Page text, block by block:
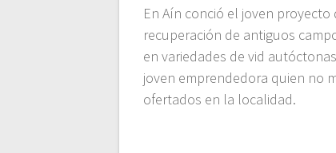
En Aín conció el joven
recuperación de antiguos
en variedades de vid
joven emprendedora quien no
ofertados en la localidad.